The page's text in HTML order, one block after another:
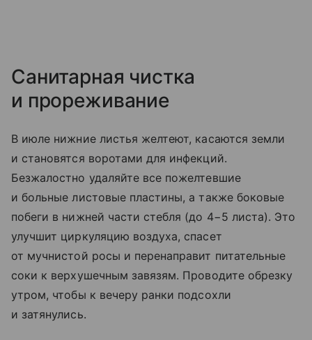
Санитарная чистка
и прореживание
В июле нижние листья желтеют, касаются земли
и становятся воротами для инфекций.
Безжалостно удаляйте все пожелтевшие
и больные листовые пластины, а также боковые
побеги в нижней части стебля (до 4−5 листа). Это
улучшит циркуляцию воздуха, спасет
от мучнистой росы и перенаправит питательные
соки к верхушечным завязям. Проводите обрезку
утром, чтобы к вечеру ранки подсохли
и затянулись.